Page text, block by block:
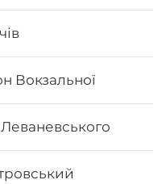
Вокзальної
про все інше ми